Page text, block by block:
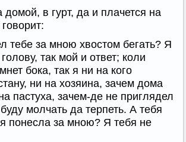
в гурт, да и плачется на
тебе за мною хвостом бегать? Я
так мой и ответ; коли
бока, так я ни на кого
ни на хозяина, зачем дома
пастуха, зачем-де не приглядел
молчать да терпеть. А тебя
понесла за мною? Я тебя не